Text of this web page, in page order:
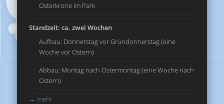
Osterkrone im Park
Standzeit: ca. zwei Wochen
Aufbau: Donnerstag vor Gründonnerstag (eine
Woche vor Ostern)
Abbau: Montag nach Ostermontag (eine Woche nach
Ostern)
→ mehr